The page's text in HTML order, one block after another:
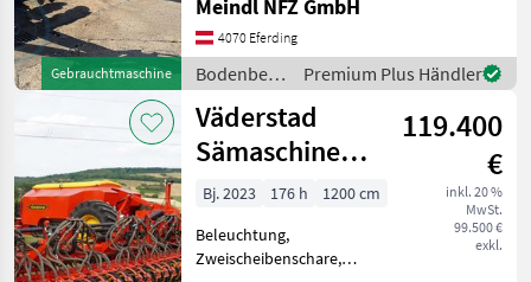
Marktplatz Händlerangebote Kleinanzeigen
Gebrauchtmaschine
Klappvorrichtung
Arbeitsbreite 5m
Bodenbearbeitung Eggen
Meindl NFZ GmbH
4070 Eferding
Bodenbearbeitung
/ Väderstad
Premium Plus Händler
Väderstad
Sämaschine
Inspire IE1200S
119.400
€
inkl. 20 %
MwSt.
99.500 €
exkl.
Bj. 2023 176 h
1200 cm
Beleuchtung,
Zweischeibenschare,